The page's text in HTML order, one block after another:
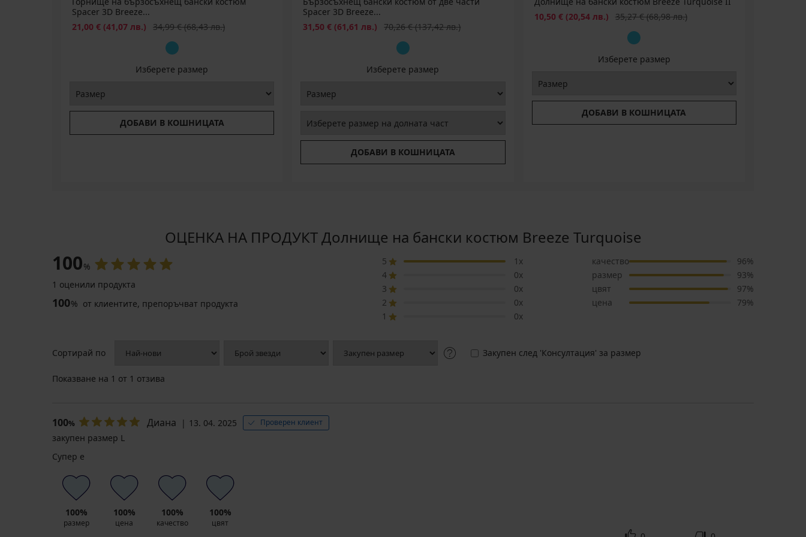
SUN20
Spacer 3D Breeze...
Намаление
21,00 € (41,07 лв.) Първоначална цена
34,99 €(68,43 лв.)
Изберете размер
ДОБАВИ В КОШНИЦАТА
Spacer 3D Breeze...
Намаление
31,50 € (61,61 лв.) Първоначална цена
70,26 €(137,42 лв.)
Изберете размер
ДОБАВИ В КОШНИЦАТА
Намаление
10,50 € (20,54 лв.) Първоначална цена
35,27 €(68,98 лв.)
Изберете размер
ДОБАВИ В КОШНИЦАТА
ОЦЕНКА НА ПРОДУКТ Долнище на бански костюм Breeze Turquoise
100%
1 оценили продукта
100% от клиентите, препоръчват продукта
5
1x
4
0x
3
0x
2
0x
1
0x
качество
96%
размер
93%
цвят
97%
цена
79%
Сортирай по Закупен след 'Консултация' за размер
Показване на 1 от 1 отзива
100% Диана 13. 04. 2025 Проверен клиент
закупен размер L
Супер е
100%
размер
100%
цена
100%
качество
100%
цвят